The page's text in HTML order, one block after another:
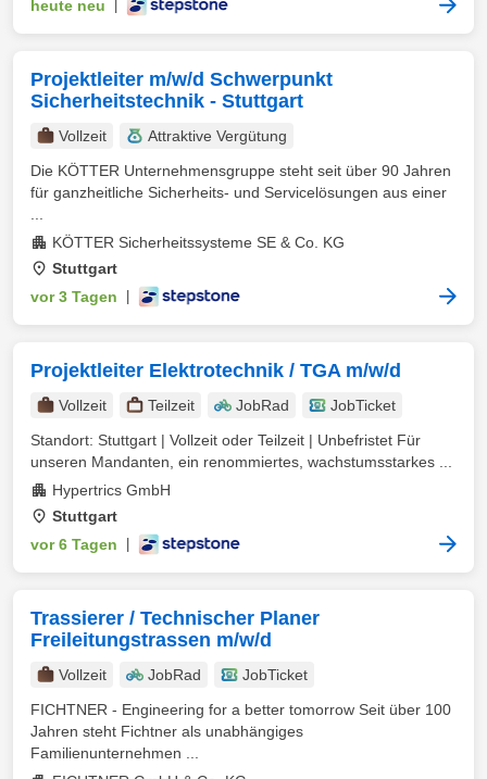
heute neu
Projektleiter m/w/d Schwerpunkt
Sicherheitstechnik - Stuttgart
Vollzeit
Attraktive Vergütung
Die KÖTTER Unternehmensgruppe steht seit über 90 Jahren
für ganzheitliche Sicherheits- und Servicelösungen aus einer
KÖTTER Sicherheitssysteme SE & Co. KG
Stuttgart
vor 3 Tagen
Projektleiter Elektrotechnik / TGA m/w/d
Vollzeit Teilzeit JobRad
JobTicket
Standort: Stuttgart | Vollzeit oder Teilzeit | Unbefristet Für
unseren Mandanten, ein renommiertes, wachstumsstarkes ...
Hypertrics GmbH
Stuttgart
vor 6 Tagen
Trassierer / Technischer Planer
Freileitungstrassen m/w/d
Vollzeit JobRad
JobTicket
FICHTNER - Engineering for a better tomorrow Seit über 100
Jahren steht Fichtner als unabhängiges
Familienunternehmen ...